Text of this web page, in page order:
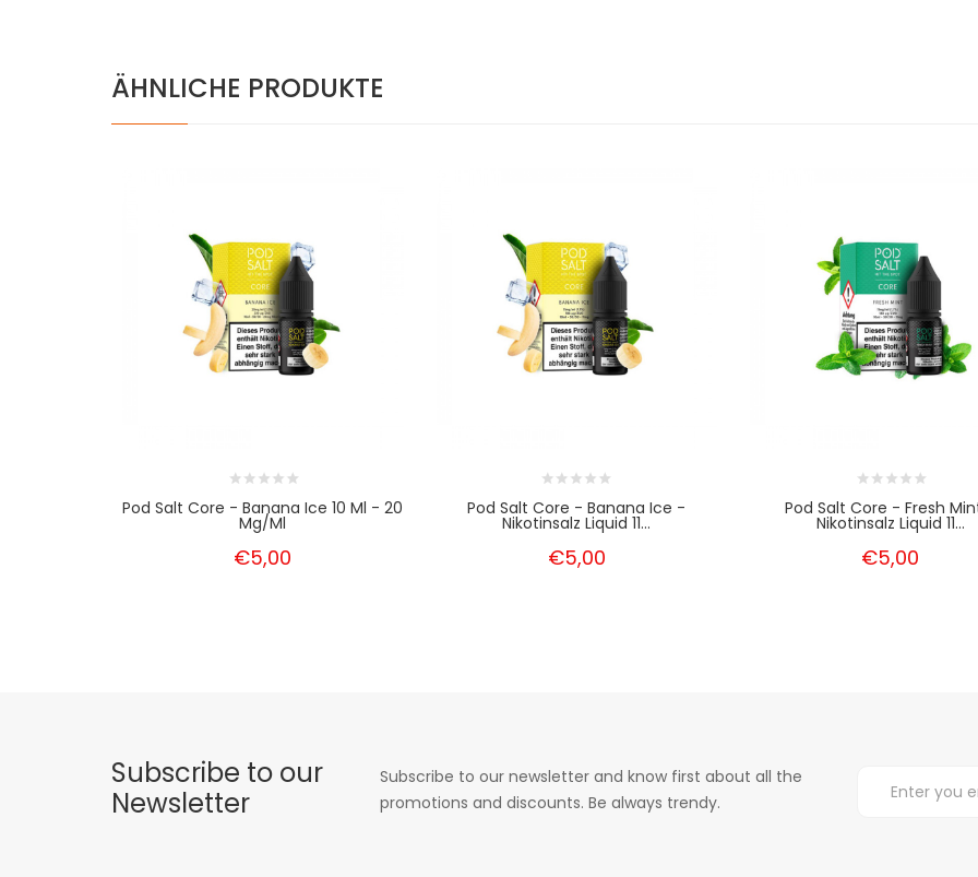
ÄHNLICHE PRODUKTE
Pod Salt Core - Banana Ice 10 Ml - 20
Mg/ml
€5,00
Pod Salt Core - Banana Ice -
Nikotinsalz Liquid 11...
€5,00
Pod Salt Core - Fresh
Nikotinsalz Liquid 11...
€5,00
Subscribe to our
Newsletter
Subscribe to our newsletter and know first about all the
promotions and discounts. Be always trendy.